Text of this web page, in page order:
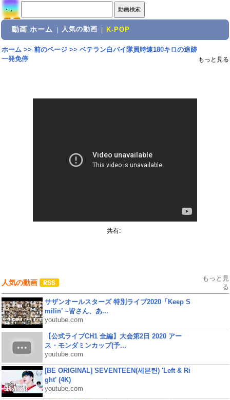
動画 ホーム 人気の動画 K-POP
ホーム>> 前のページ>> ベテラン白バイ隊員時速180キロの追跡
一発免停
もっと見る
共有:
人気の動画
もっと見
る
サザンオールスターズ 特別ライブ2020「Keep S
milin’ ~皆さん、あ...
youtube.com
【公式ライブCH1 全編】大会第2日 2020 アー
ス・モンダミンカップ(予...
youtube.com
[BE ORIGINAL] SEVENTEEN(세븐틴) 'Left & Ri
ght' (4K)
youtube.com